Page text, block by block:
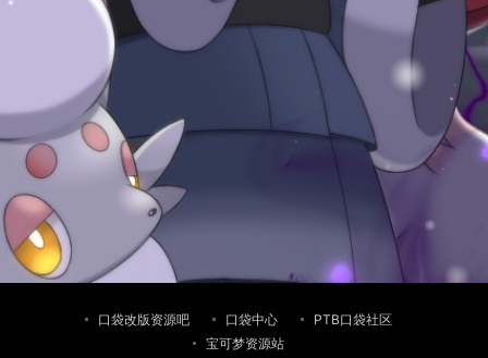
口袋改版资源吧 口袋中心
PTB口袋社区
宝可梦资源站